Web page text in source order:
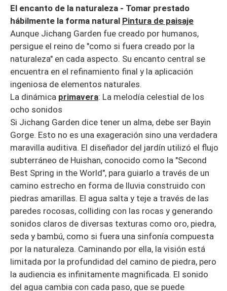
El encanto de la naturaleza - Tomar prestado
hábilmente la forma natural Pintura de paisaje
Aunque Jichang Garden fue creado por humanos,
persigue el reino de "como si fuera creado por la
naturaleza" en cada aspecto. Su encanto central se
encuentra en el refinamiento final y la aplicación
ingeniosa de elementos naturales.
La dinámica primavera: La melodía celestial de los
ocho sonidos
Si Jichang Garden dice tener un alma, debe ser Bayin
Gorge. Esto no es una exageración sino una verdadera
maravilla auditiva. El diseñador del jardín utilizó el flujo
subterráneo de Huishan, conocido como la "Second
Best Spring in the World", para guiarlo a través de un
camino estrecho en forma de lluvia construido con
piedras amarillas. El agua salta y teje a través de las
paredes rocosas, colliding con las rocas y generando
sonidos claros de diversas texturas como oro, piedra,
seda y bambú, como si fuera una sinfonía compuesta
por la naturaleza. Caminando por ella, la visión está
limitada por la profundidad del camino de piedra, pero
la audiencia es infinitamente magnificada. El sonido
del agua cambia con cada paso, que se puede